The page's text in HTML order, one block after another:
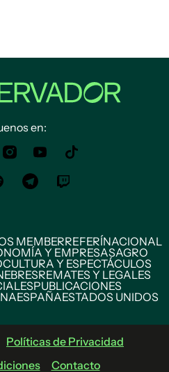
en:
MEMBERREFERÍNACIONAL
Y EMPRESASAGRO
CULTURA Y ESPECTÁCULOS
REMATES Y LEGALES
PUBLICACIONES
ESPAÑAESTADOS UNIDOS
Políticas de Privacidad
Contacto